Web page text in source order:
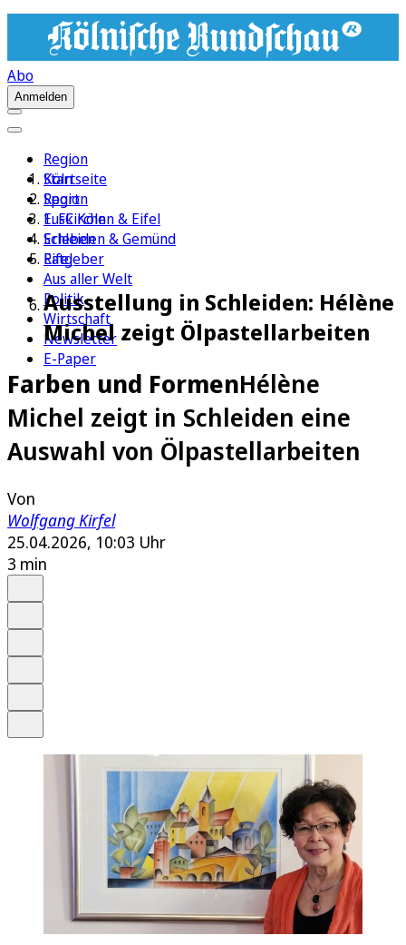
Abo
Anmelden
Region
Köln
Sport
1. FC Köln
Erleben
Ratgeber
Aus aller Welt
Politik
Wirtschaft
Newsletter
E-Paper
Startseite
Region
Euskirchen & Eifel
Schleiden & Gemünd
Eifel
Ausstellung in Schleiden: Hélène
Michel zeigt Ölpastellarbeiten
Farben und FormenHélène
Michel zeigt in Schleiden eine
Auswahl von Ölpastellarbeiten
Von
Wolfgang Kirfel
25.04.2026, 10:03 Uhr
3 min